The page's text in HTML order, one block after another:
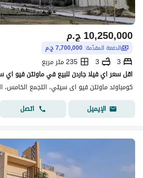
ج.م10,250,000
الدفعة المقدّمة: 7,700,000 ج.م
3
3
235 متر مربع
الإيميل
اتصل